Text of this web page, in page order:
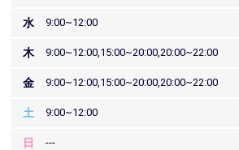
水 9:00~12:00
木 9:00~12:00,15:00~20:00,20:00~22:00
金 9:00~12:00,15:00~20:00,20:00~22:00
土 9:00~12:00
日 ---